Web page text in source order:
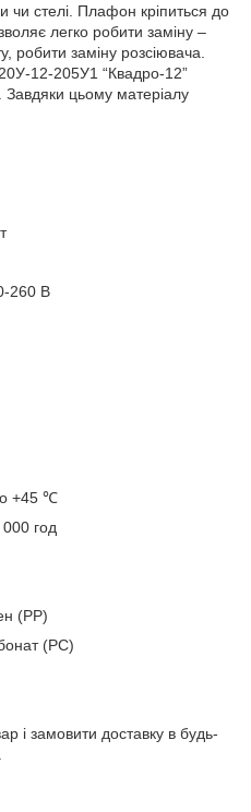
чи стелі. Плафон кріпиться до
легко робити заміну –
робити заміну розсіювача.
12-205У1 “Квадро-12”
Завдяки цьому матеріалу
260 В
+45 ℃
000 год
(PР)
(РС)
і замовити доставку в будь-